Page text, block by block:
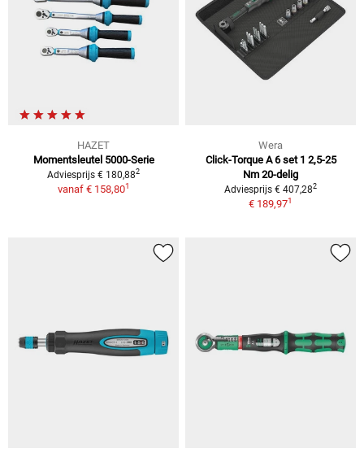
HAZET
Momentsleutel 5000-Serie
Adviesprijs € 180,882
vanaf € 158,801
Wera
Click-Torque A 6 set 1 2,5-25
Nm 20-delig
Adviesprijs € 407,282
€ 189,971